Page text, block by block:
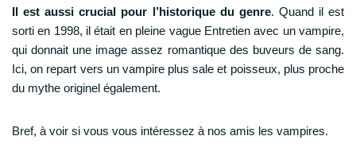
Il est aussi crucial pour l’historique du genre. Quand il est
sorti en 1998, il était en pleine vague Entretien avec un vampire,
qui donnait une image assez romantique des buveurs de sang.
Ici, on repart vers un vampire plus sale et poisseux, plus proche
du mythe originel également.
Bref, à voir si vous vous intéressez à nos amis les vampires.